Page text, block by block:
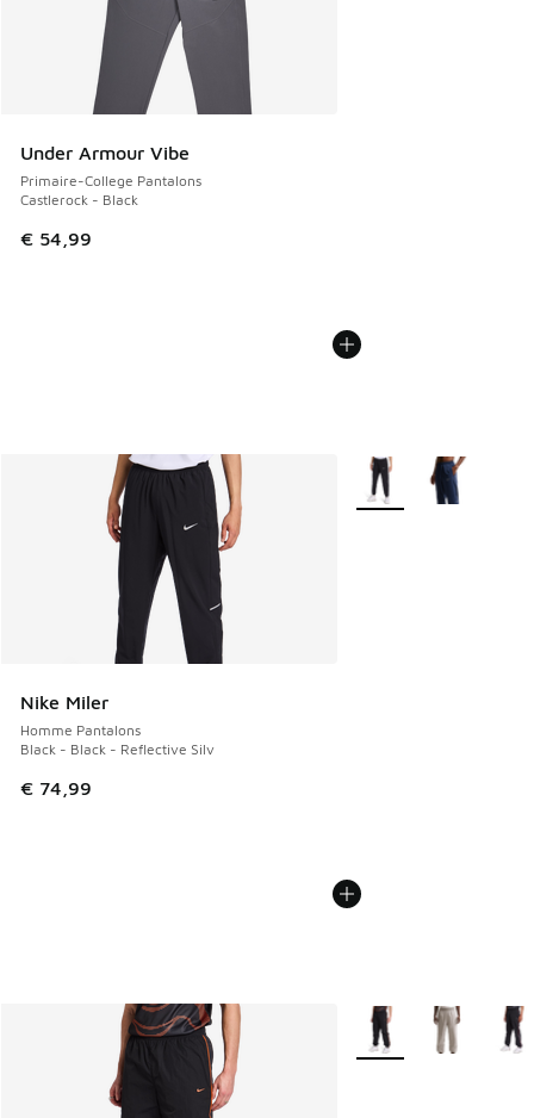
Under Armour Vibe
Primaire-College Pantalons
Castlerock - Black
€ 54,99
Nike Miler
Homme Pantalons
Black - Black - Reflective Silv
€ 74,99
Plus de couleurs
Plus de couleurs